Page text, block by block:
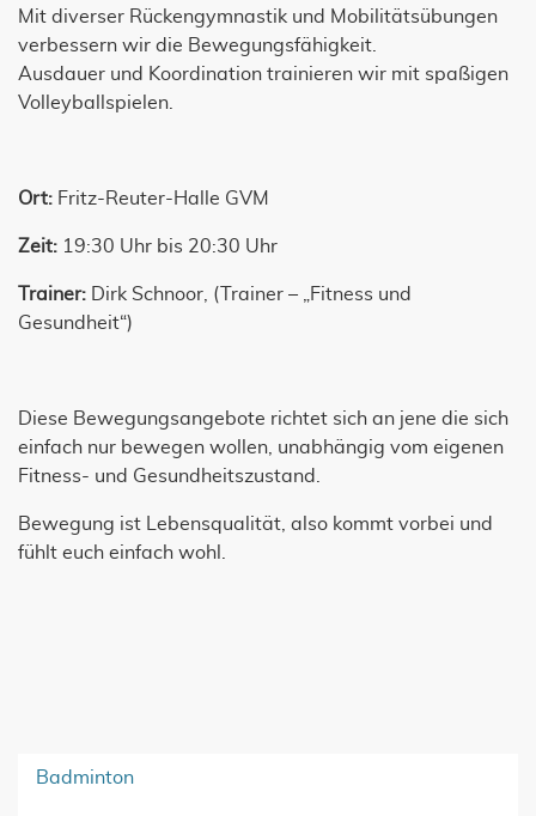
Mit diverser Rückengymnastik und Mobilitätsübungen
verbessern wir die Bewegungsfähigkeit.
Ausdauer und Koordination trainieren wir mit spaßigen
Volleyballspielen.
Ort: Fritz-Reuter-Halle GVM
Zeit: 19:30 Uhr bis 20:30 Uhr
Trainer: Dirk Schnoor, (Trainer – „Fitness und
Gesundheit“)
Diese Bewegungsangebote richtet sich an jene die sich
einfach nur bewegen wollen, unabhängig vom eigenen
Fitness- und Gesundheitszustand.
Bewegung ist Lebensqualität, also kommt vorbei und
fühlt euch einfach wohl.
Badminton